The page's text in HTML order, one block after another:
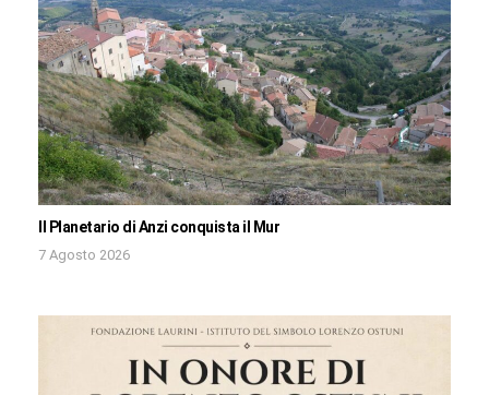
Il Planetario di Anzi conquista il Mur
7 Agosto 2026